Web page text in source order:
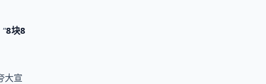
“8块8
大宣